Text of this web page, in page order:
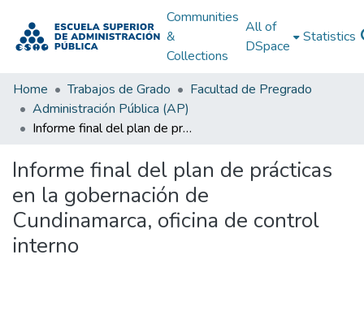
Communities
&
Collections
All of
DSpace
Statistics
Home Trabajos de Grado
Facultad de Pregrado
Administración Pública (AP)
Informe final del plan de prácticas en la gobernación de Cundinamarca, oficina de control interno
Informe final del plan de prácticas
en la gobernación de
Cundinamarca, oficina de control
interno